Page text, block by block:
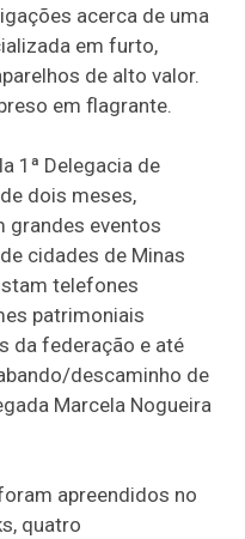
acerca de uma
em furto,
de alto valor.
em flagrante.
1ª Delegacia de
dois meses,
grandes eventos
cidades de Minas
telefones
patrimoniais
da federação e até
descaminho de
Marcela Nogueira
apreendidos no
quatro